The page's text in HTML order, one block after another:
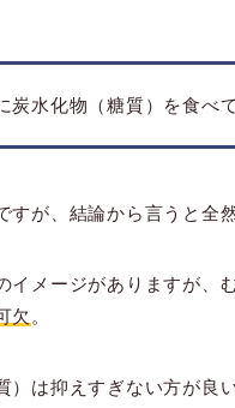
炭水化物（糖質）を食べ
すが、結論から言うと全
イメージがありますが、
欠 。
）は抑えすぎない方が良い